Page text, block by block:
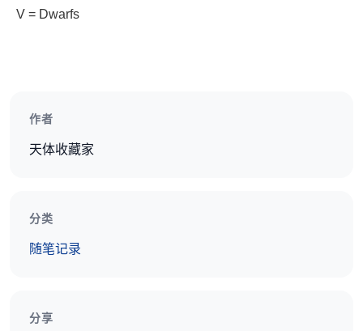
V = Dwarfs
作者
天体收藏家
分类
随笔记录
分享